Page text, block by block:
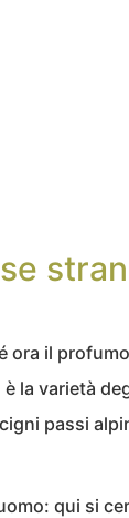
ora il
la varietà
passi
qui si